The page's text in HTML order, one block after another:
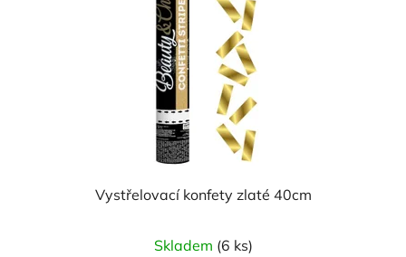
Vystřelovací konfety zlaté 40cm
Skladem (6 ks)